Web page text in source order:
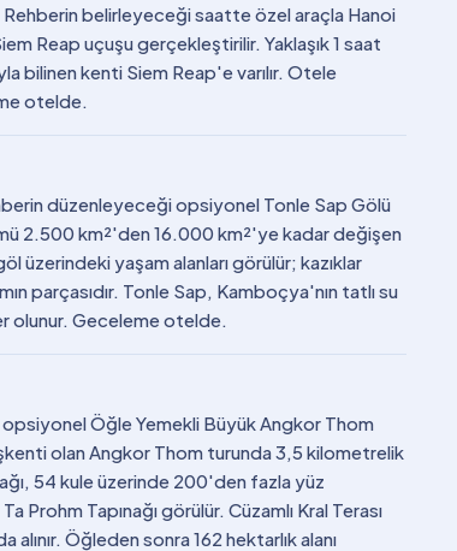
belirleyeceği saatte özel araçla Hanoi
Reap uçuşu gerçekleştirilir. Yaklaşık 1 saat
bilinen kenti Siem Reap'e varılır. Otele
otelde.
düzenleyeceği opsiyonel Tonle Sap Gölü
2.500 km²'den 16.000 km²'ye kadar değişen
yaşam alanları görülür; kazıklar
parçasıdır. Tonle Sap, Kamboçya'nın tatlı su
olunur. Geceleme otelde.
Öğle Yemekli Büyük Angkor Thom
olan Angkor Thom turunda 3,5 kilometrelik
54 kule üzerinde 200'den fazla yüz
Prohm Tapınağı görülür. Cüzamlı Kral Terası
Öğleden sonra 162 hektarlık alanı